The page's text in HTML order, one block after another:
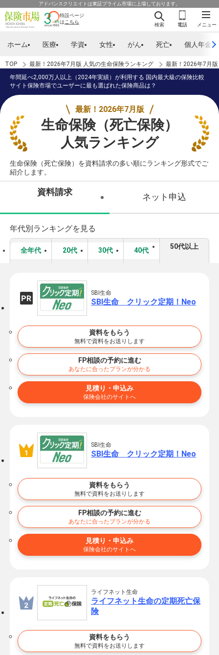
アドバンスクリエイトは東証プライム市場に上場しております。
メニュー
検索
特設ページ
は こちら
電話
ホーム 医療 学資 女性 がん 死亡 個人年金
TOP 最新！2026年7月版 人気の生命保険ランキング
最新！2026年7月
年間延べ2,000万人以上（2024年実績）が利用する 国内最大級の保険比較
サイト保険市場でユーザーに最も選ばれた保険商品は？
最新！2026年7月版
生命保険（死亡保険）
人気ランキング
生命保険（死亡保険）を資料請求の多い順にランキング形式でご
紹介します。
資料請求 ネット申込
年代別ランキングを見る
全年代 20代 30代 40代 50代以上
SBI生命
SBI生命 クリック定期！Neo
資料をもらう
無料で資料をお送りします
FP相談の予約に進む
あなたに合ったプランが分かる
見積り・申込み
保険会社のサイトへ
SBI生命
SBI生命 クリック定期！Neo
資料をもらう
無料で資料をお送りします
FP相談の予約に進む
あなたに合ったプランが分かる
見積り・申込み
保険会社のサイトへ
ライフネット生命
ライフネット生命の定期死亡保
険
資料をもらう
無料で資料をお送りします